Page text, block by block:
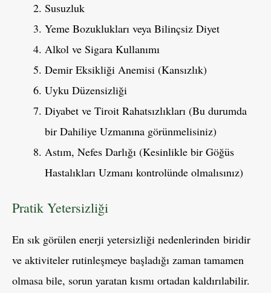
Susuzluk
Yeme Bozuklukları veya Bilinçsiz Diyet
Alkol ve Sigara Kullanımı
Demir Eksikliği Anemisi (Kansızlık)
Uyku Düzensizliği
Diyabet ve Tiroit Rahatsızlıkları (Bu durumda
bir Dahiliye Uzmanına görünmelisiniz)
Astım, Nefes Darlığı (Kesinlikle bir Göğüs
Hastalıkları Uzmanı kontrolünde olmalısınız)
Pratik Yetersizliği
En sık görülen enerji yetersizliği nedenlerinden biridir
ve aktiviteler rutinleşmeye başladığı zaman tamamen
olmasa bile, sorun yaratan kısmı ortadan kaldırılabilir.